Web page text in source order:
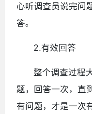
心听调查员说完问
答。
2.有效回答
整个调查过程
题，回答一次，直
有问题，才是一次